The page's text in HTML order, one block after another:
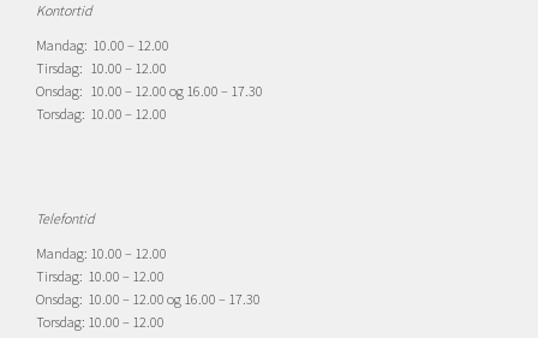
Kontortid
Mandag: 10.00 – 12.00
Tirsdag: 10.00 – 12.00
Onsdag: 10.00 – 12.00 og 16.00 – 17.30
Torsdag: 10.00 – 12.00
Telefontid
Mandag: 10.00 – 12.00
Tirsdag: 10.00 – 12.00
Onsdag: 10.00 – 12.00 og 16.00 – 17.30
Torsdag: 10.00 – 12.00